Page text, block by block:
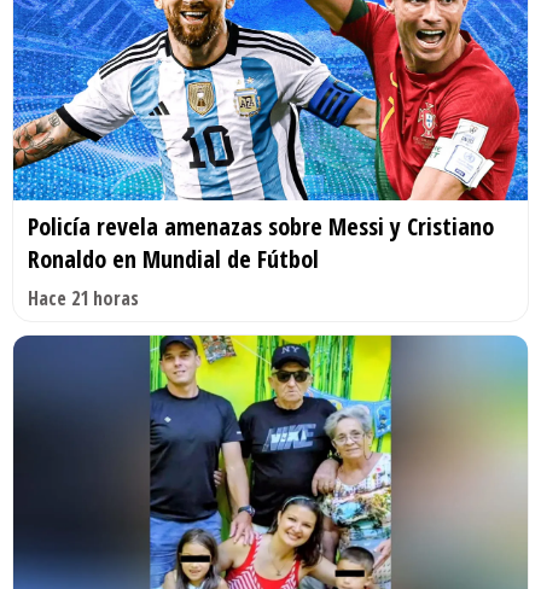
Policía revela amenazas sobre Messi y Cristiano
Ronaldo en Mundial de Fútbol
Hace 21 horas